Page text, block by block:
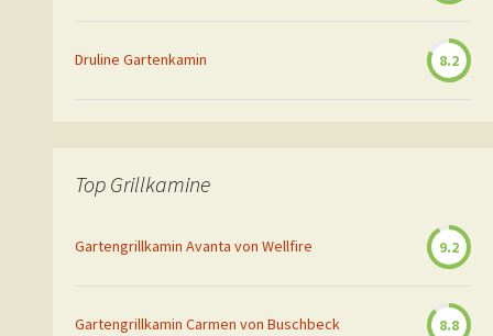
Druline Gartenkamin 8.2
Top Grillkamine
Gartengrillkamin Avanta von Wellfire 9.2
Gartengrillkamin Carmen von Buschbeck 8.8